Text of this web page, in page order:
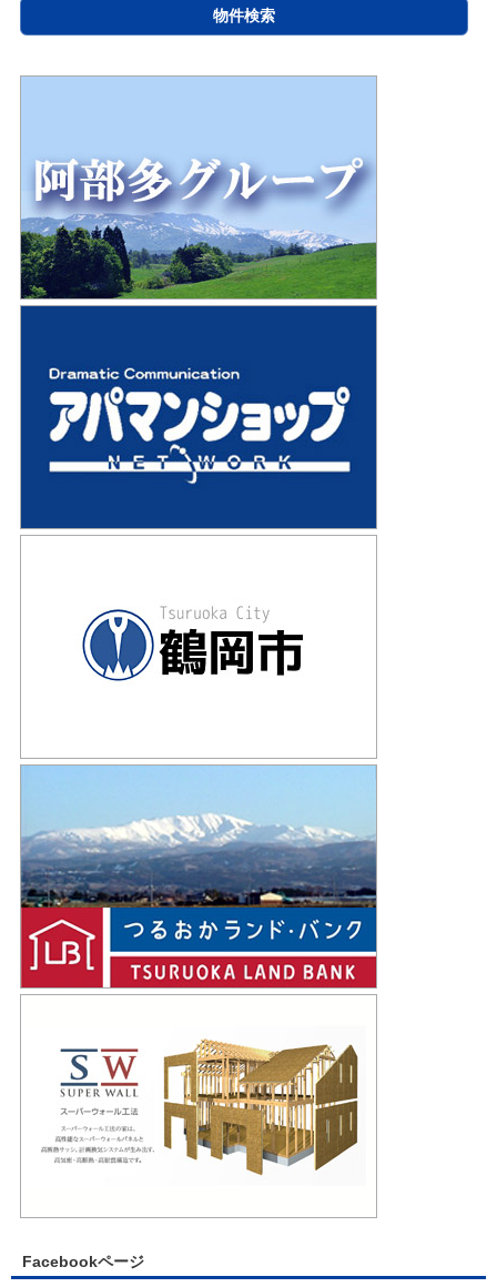
Facebookページ